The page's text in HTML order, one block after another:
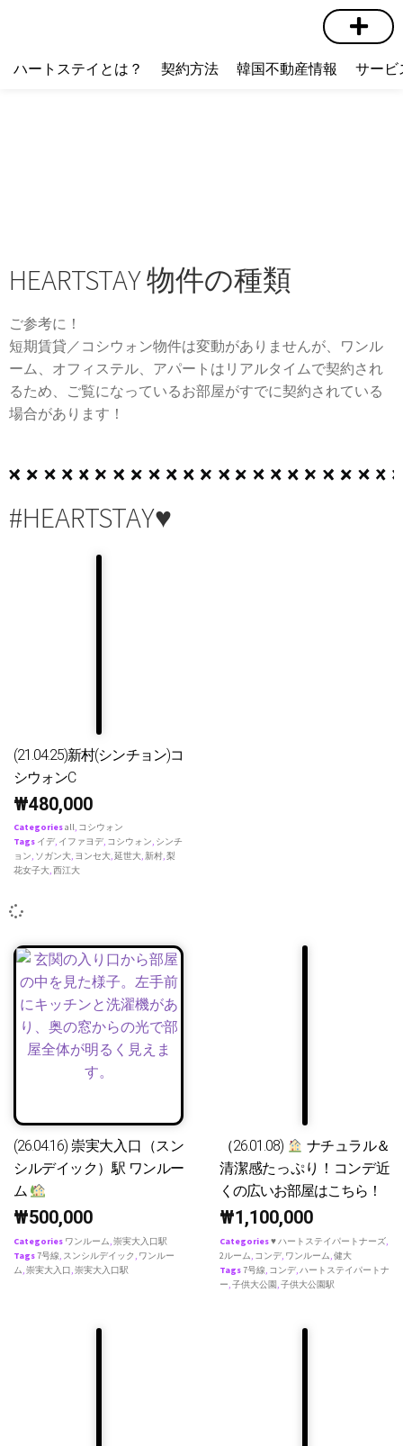
ハートステイとは？ 契約方法 韓国不動産情報 サービ
HEARTSTAY 物件の種類
ご参考に！
短期賃貸／コシウォン物件は変動がありませんが、ワンル
ーム、オフィステル、アパートはリアルタイムで契約され
るため、ご覧になっているお部屋がすでに契約されている
場合があります！
#HEARTSTAY♥
(21.04.25)新村(シンチョン)コ
シウォンC
₩480,000
Categoriesall, コシウォン
Tags イデ, イファヨデ, コシウォン, シンチ
ョン, ソガン大, ヨンセ大,延世大,新村,梨
花女子大,西江大
(26.04.16) 崇実大入口（スン
シルデイック）駅 ワンルー
ム
₩500,000
Categories ワンルーム,崇実大入口駅
Tags7号線, スンシルデイック , ワンルー
ム,崇実大入口,崇実大入口駅
（26.01.08)
ナチュラル＆
清潔感たっぷり！コンデ近
くの広いお部屋はこちら！
₩1,100,000
Categories♥ ハートステイパートナーズ,
2ルーム, コンデ, ワンルーム,健大
Tags7号線, コンデ,ハートステイパートナ
ー,子供大公園,子供大公園駅